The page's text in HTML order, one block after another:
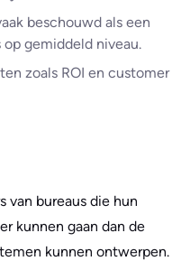
beschouwd als een
gemiddeld niveau.
zoals ROI en customer
van bureaus die hun
kunnen gaan dan de
kunnen ontwerpen.